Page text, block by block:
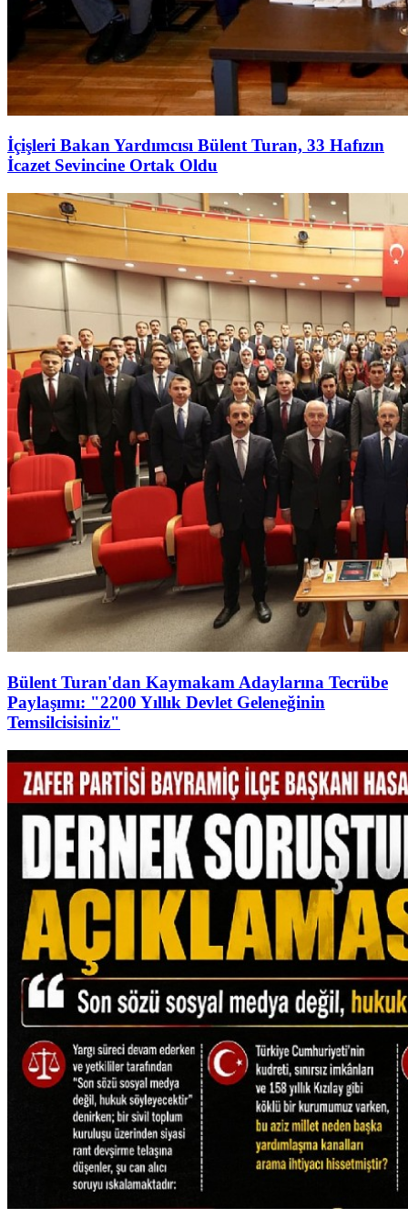
İçişleri Bakan Yardımcısı Bülent Turan, 33 Hafızın
İcazet Sevincine Ortak Oldu
Bülent Turan'dan Kaymakam Adaylarına Tecrübe
Paylaşımı: "2200 Yıllık Devlet Geleneğinin
Temsilcisisiniz"